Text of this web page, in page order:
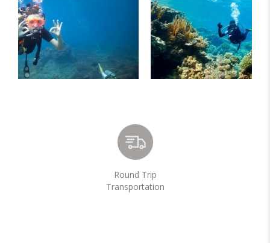
Round Trip
Transportation